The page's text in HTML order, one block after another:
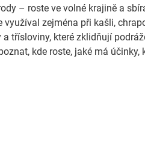
– roste ve volné krajině a
využíval zejména při kašli,
třísloviny, které zklidňují
kde roste, jaké má